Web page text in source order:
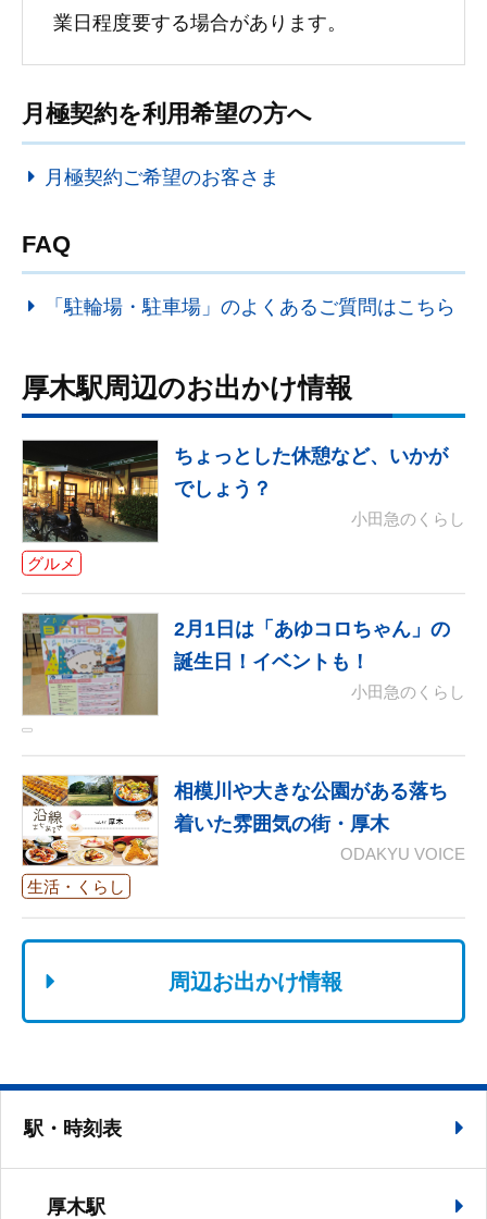
業日程度要する場合があります。
月極契約を利用希望の方へ
月極契約ご希望のお客さま
FAQ
「駐輪場・駐車場」のよくあるご質問はこちら
厚木駅周辺のお出かけ情報
グルメ
ちょっとした休憩など、いかが
でしょう？
小田急のくらし
2月1日は「あゆコロちゃん」の
誕生日！イベントも！
小田急のくらし
生活・くらし
相模川や大きな公園がある落ち
着いた雰囲気の街・厚木
ODAKYU VOICE
周辺お出かけ情報
駅・時刻表
厚木駅